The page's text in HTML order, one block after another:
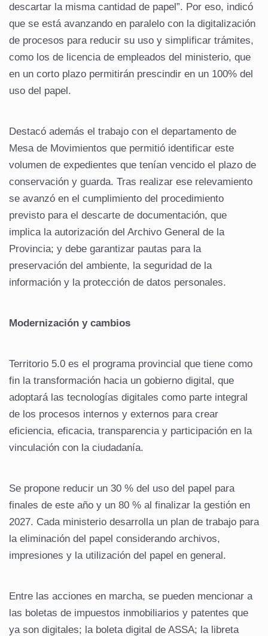
descartar la misma cantidad de papel”. Por eso, indicó
que se está avanzando en paralelo con la digitalización
de procesos para reducir su uso y simplificar trámites,
como los de licencia de empleados del ministerio, que
en un corto plazo permitirán prescindir en un 100% del
uso del papel.
Destacó además el trabajo con el departamento de
Mesa de Movimientos que permitió identificar este
volumen de expedientes que tenían vencido el plazo de
conservación y guarda. Tras realizar ese relevamiento
se avanzó en el cumplimiento del procedimiento
previsto para el descarte de documentación, que
implica la autorización del Archivo General de la
Provincia; y debe garantizar pautas para la
preservación del ambiente, la seguridad de la
información y la protección de datos personales.
Modernización y cambios
Territorio 5.0 es el programa provincial que tiene como
fin la transformación hacia un gobierno digital, que
adoptará las tecnologías digitales como parte integral
de los procesos internos y externos para crear
eficiencia, eficacia, transparencia y participación en la
vinculación con la ciudadanía.
Se propone reducir un 30 % del uso del papel para
finales de este año y un 80 % al finalizar la gestión en
2027. Cada ministerio desarrolla un plan de trabajo para
la eliminación del papel considerando archivos,
impresiones y la utilización del papel en general.
Entre las acciones en marcha, se pueden mencionar a
las boletas de impuestos inmobiliarios y patentes que
ya son digitales; la boleta digital de ASSA; la libreta